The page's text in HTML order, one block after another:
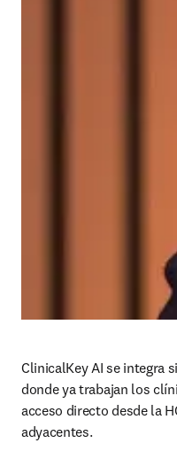
ClinicalKey AI se integra
donde ya trabajan los
acceso directo desde la
adyacentes.